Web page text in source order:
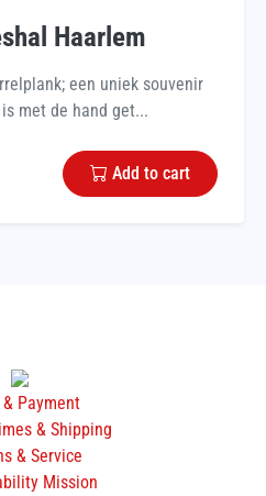
Haarlem
een uniek souvenir
met de hand get...
Add to cart
& Payment
& Shipping
& Service
Mission